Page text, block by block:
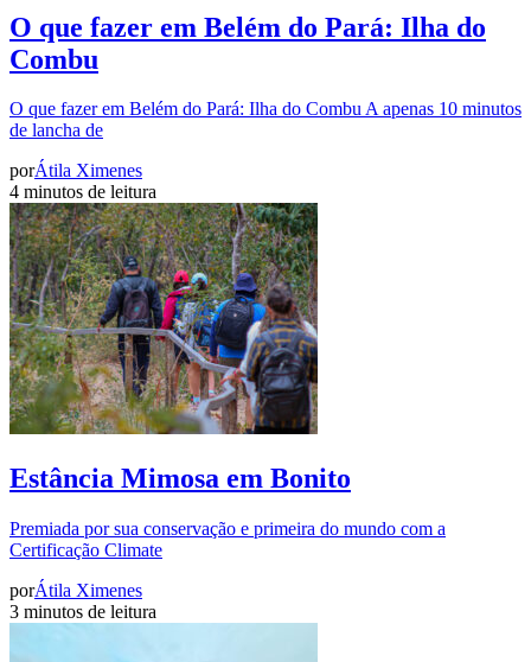
O que fazer em Belém do Pará: Ilha do
Combu
O que fazer em Belém do Pará: Ilha do Combu A apenas 10 minutos
de lancha de
porÁtila Ximenes
4 minutos de leitura
Estância Mimosa em Bonito
Premiada por sua conservação e primeira do mundo com a
Certificação Climate
porÁtila Ximenes
3 minutos de leitura